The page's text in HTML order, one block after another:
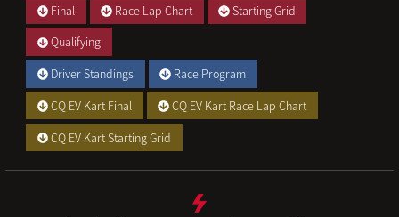
Final Race Lap Chart
Starting Grid
Qualifying
Driver Standings
Race Program
CQ EV Kart Final
CQ EV Kart Race Lap Chart
CQ EV Kart Starting Grid